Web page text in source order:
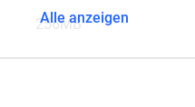
256MB
Alle anzeigen